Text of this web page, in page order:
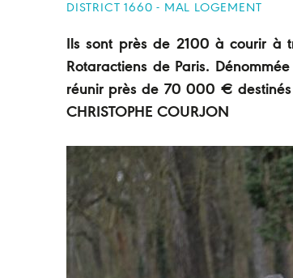
DISTRICT 1660 - MAL LOGEMENT
Ils sont près de 2100 à courir à
Rotaractiens de Paris.
réunir près de 70 000 € destinés
CHRISTOPHE COURJON